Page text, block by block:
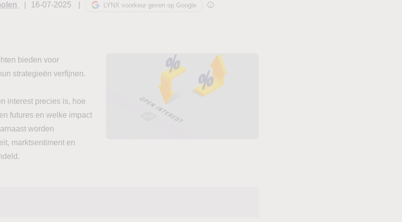
16-07-2025 LYNX voorkeur geven op Google
bieden voor
strategieën verfijnen.
interest precies is, hoe
futures en welke impact
worden
marktsentiment en